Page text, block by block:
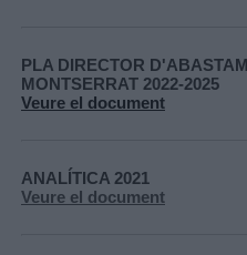
PLA DIRECTOR
MONTSERRAT 2022-2025
Veure el document
ANALÍTICA 2021
Veure el document​​​